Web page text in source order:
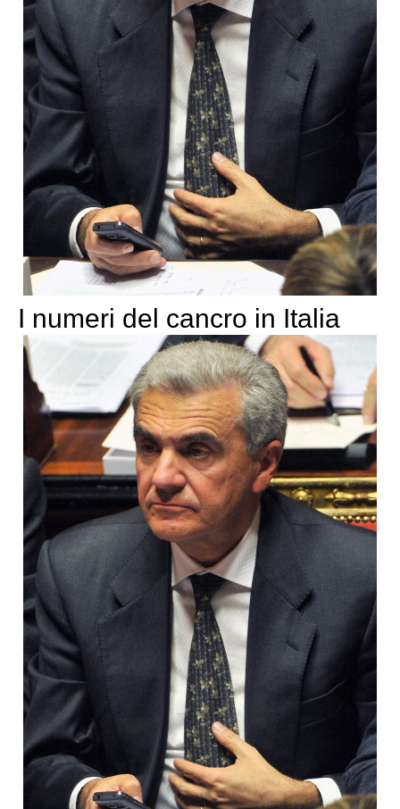
I numeri del cancro in Italia